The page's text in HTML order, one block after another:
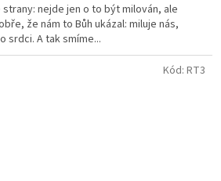
nejde jen o to být milován, ale
že nám to Bůh ukázal: miluje nás,
srdci. A tak smíme...
Kód: RT3